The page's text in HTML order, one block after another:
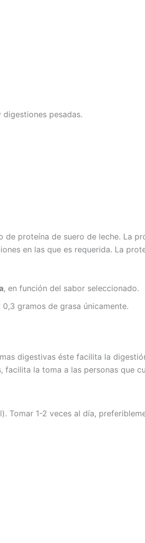
pesadas.
proteína de suero de leche. La
en las que es requerida. La
, en función del sabor seleccionado.
gramos de grasa únicamente.
digestivas éste facilita la
la toma a las personas que
1-2 veces al día,